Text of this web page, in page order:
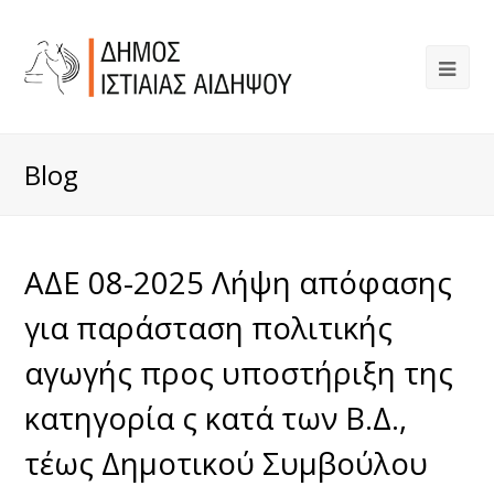
Blog
ΑΔΕ 08-2025 Λήψη απόφασης
για παράσταση πολιτικής
αγωγής προς υποστήριξη της
κατηγορία ς κατά των Β.Δ.,
τέως Δημοτικού Συμβούλου